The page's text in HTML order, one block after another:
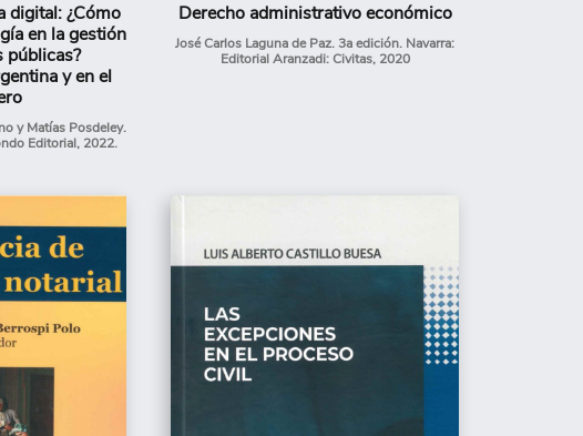
digital: ¿Cómo
en la gestión
públicas?
y en el
y Matías Posdeley.
Editorial, 2022.
Derecho administrativo económico
José Carlos Laguna de Paz. 3a edición. Navarra:
Editorial Aranzadi: Civitas, 2020